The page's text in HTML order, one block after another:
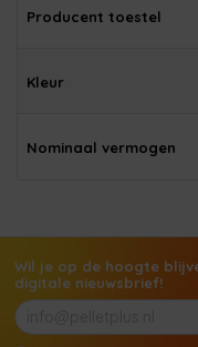
Producent toestel
Kleur
Nominaal vermogen
Wil je op de hoogte
digitale nieuwsbrief!